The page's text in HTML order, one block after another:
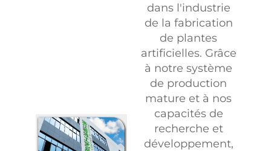
dans l'industrie
de la fabrication
de plantes
artificielles. Grâce
à notre système
de production
mature et à nos
capacités de
recherche et
développement,